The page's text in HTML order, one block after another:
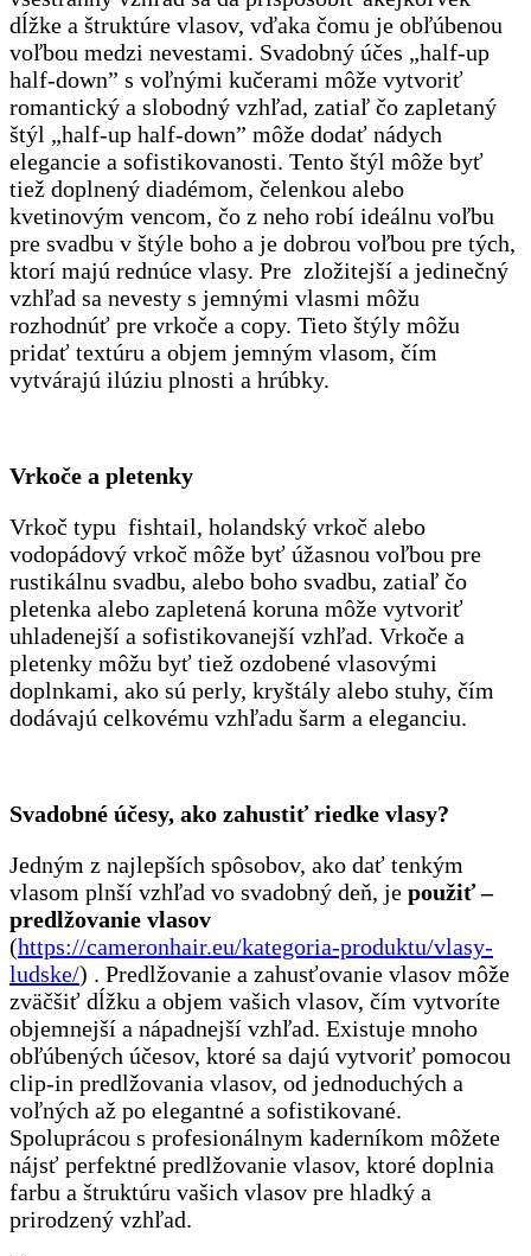
dĺžke a štruktúre vlasov, vďaka čomu je obľúbenou
voľbou medzi nevestami. Svadobný účes „half-up
half-down” s voľnými kučerami môže vytvoriť
romantický a slobodný vzhľad, zatiaľ čo zapletaný
štýl „half-up half-down” môže dodať nádych
elegancie a sofistikovanosti. Tento štýl môže byť
tiež doplnený diadémom, čelenkou alebo
kvetinovým vencom, čo z neho robí ideálnu voľbu
pre svadbu v štýle boho a je dobrou voľbou pre tých,
ktorí majú rednúce vlasy. Pre zložitejší a jedinečný
vzhľad sa nevesty s jemnými vlasmi môžu
rozhodnúť pre vrkoče a copy. Tieto štýly môžu
pridať textúru a objem jemným vlasom, čím
vytvárajú ilúziu plnosti a hrúbky.
Vrkoče a pletenky
Vrkoč typu fishtail, holandský vrkoč alebo
vodopádový vrkoč môže byť úžasnou voľbou pre
rustikálnu svadbu, alebo boho svadbu, zatiaľ čo
pletenka alebo zapletená koruna môže vytvoriť
uhladenejší a sofistikovanejší vzhľad. Vrkoče a
pletenky môžu byť tiež ozdobené vlasovými
doplnkami, ako sú perly, kryštály alebo stuhy, čím
dodávajú celkovému vzhľadu šarm a eleganciu.
Svadobné účesy, ako zahustiť riedke vlasy?
Jedným z najlepších spôsobov, ako dať tenkým
vlasom plnší vzhľad vo svadobný deň, je použiť –
predlžovanie vlasov
(https://cameronhair.eu/kategoria-produktu/vlasy-
ludske/) . Predlžovanie a zahusťovanie vlasov môže
zväčšiť dĺžku a objem vašich vlasov, čím vytvoríte
objemnejší a nápadnejší vzhľad. Existuje mnoho
obľúbených účesov, ktoré sa dajú vytvoriť pomocou
clip-in predlžovania vlasov, od jednoduchých a
voľných až po elegantné a sofistikované.
Spoluprácou s profesionálnym kaderníkom môžete
nájsť perfektné predlžovanie vlasov, ktoré doplnia
farbu a štruktúru vašich vlasov pre hladký a
prirodzený vzhľad.